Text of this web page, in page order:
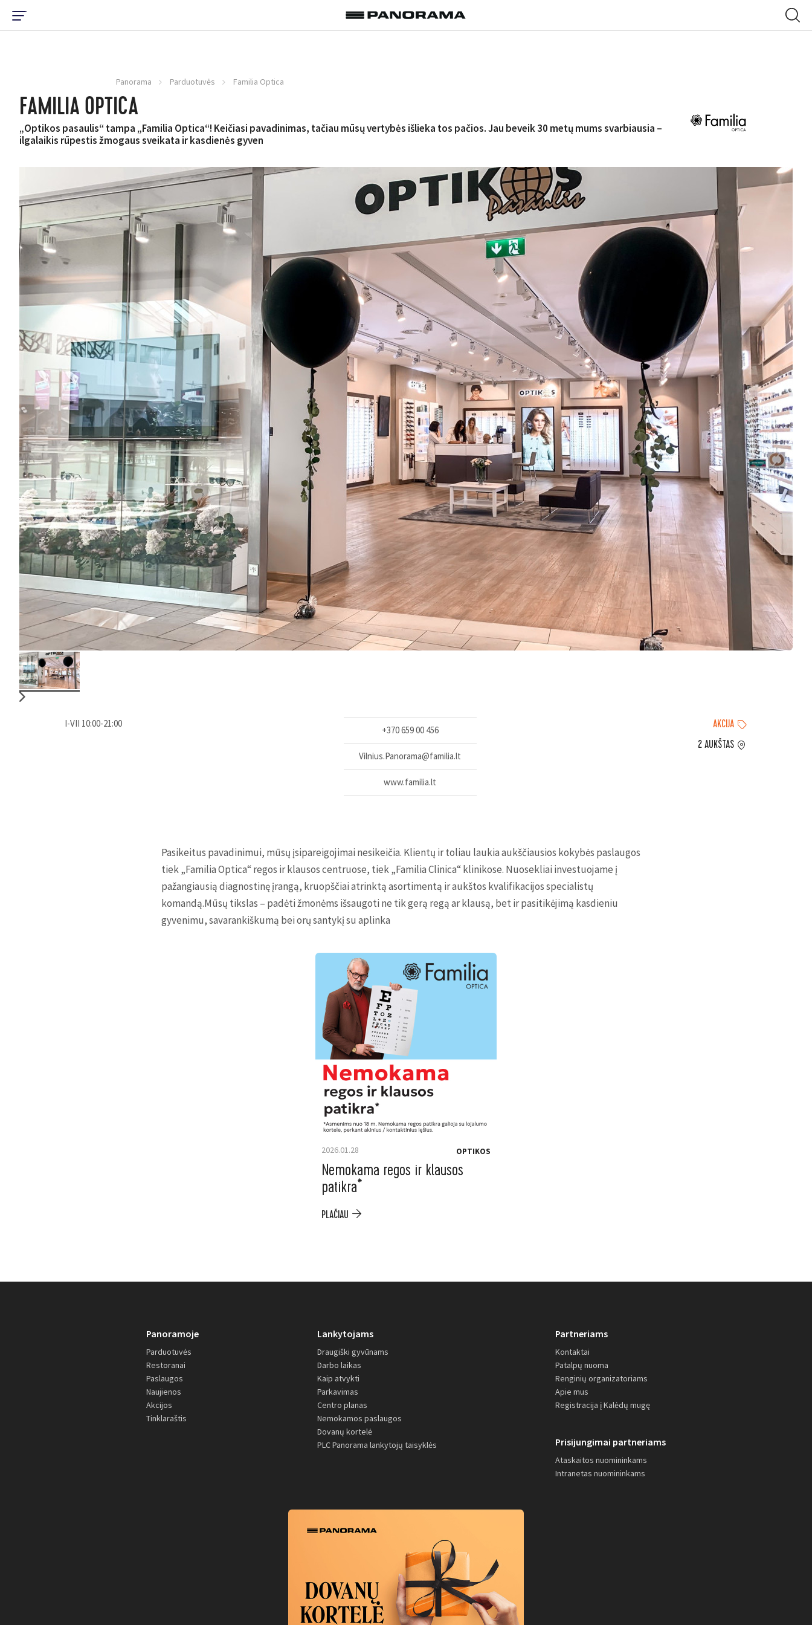
Panorama Parduotuvės Familia Optica
FAMILIA OPTICA
„Optikos pasaulis“ tampa „Familia Optica“! Keičiasi pavadinimas, tačiau mūsų vertybės išlieka tos pačios. Jau beveik 30 metų mums svarbiausia –
ilgalaikis rūpestis žmogaus sveikata ir kasdienės gyven
I-VII 10:00-21:00
+370 659 00 456
Vilnius.Panorama@familia.lt
www.familia.lt
AKCIJA
2 AUKŠTAS
Pasikeitus pavadinimui, mūsų įsipareigojimai nesikeičia. Klientų ir toliau laukia aukščiausios kokybės paslaugos
tiek „Familia Optica“ regos ir klausos centruose, tiek „Familia Clinica“ klinikose. Nuosekliai investuojame į
pažangiausią diagnostinę įrangą, kruopščiai atrinktą asortimentą ir aukštos kvalifikacijos specialistų
komandą.Mūsų tikslas – padėti žmonėms išsaugoti ne tik gerą regą ar klausą, bet ir pasitikėjimą kasdieniu
gyvenimu, savarankiškumą bei orų santykį su aplinka
2026.01.28 OPTIKOS
Nemokama regos ir klausos
patikra*
PLAČIAU
Panoramoje
Parduotuvės
Restoranai
Paslaugos
Naujienos
Akcijos
Tinklaraštis
Lankytojams
Draugiški gyvūnams
Darbo laikas
Kaip atvykti
Parkavimas
Centro planas
Nemokamos paslaugos
Dovanų kortelė
PLC Panorama lankytojų taisyklės
Partneriams
Kontaktai
Patalpų nuoma
Renginių organizatoriams
Apie mus
Registracija į Kalėdų mugę
Prisijungimai partneriams
Ataskaitos nuomininkams
Intranetas nuomininkams